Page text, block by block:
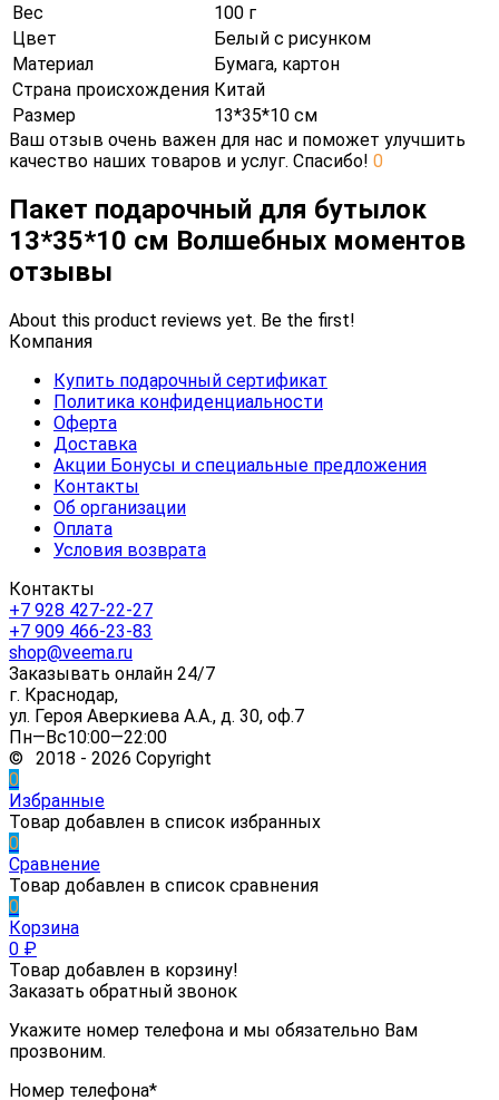
Вес
100 г
Цвет
Белый с рисунком
Материал
Бумага, картон
Страна происхождения Китай
Размер
13*35*10 см
Ваш отзыв очень важен для нас и поможет улучшить
качество наших товаров и услуг. Спасибо! 0
Пакет подарочный для бутылок
13*35*10 см Волшебных моментов
отзывы
About this product reviews yet. Be the first!
Компания
Купить подарочный сертификат
Политика конфиденциальности
Оферта
Доставка
Акции Бонусы и специальные предложения
Контакты
Об организации
Оплата
Условия возврата
Контакты
+7 928 427-22-27
+7 909 466-23-83
shop@veema.ru
Заказывать онлайн 24/7
г. Краснодар,
ул. Героя Аверкиева А.А., д. 30, оф.7
Пн—Вс10:00—22:00
© 2018 - 2026 Copyright
0
Избранные
Товар добавлен в список избранных
0
Сравнение
Товар добавлен в список сравнения
0
Корзина
0 ₽
Товар добавлен в корзину!
Заказать обратный звонок
Укажите номер телефона и мы обязательно Вам
прозвоним.
Номер телефона*